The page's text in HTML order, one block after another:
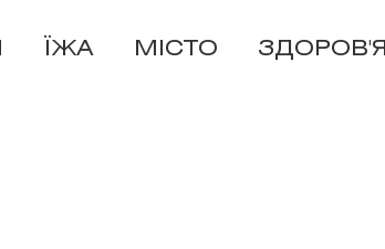
ЇЖА МІСТО ЗДОРОВ'Я